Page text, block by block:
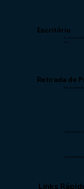
Escritório
Av. Nossa
662
Retirada de
Rua José
Telefone: (31)
Links